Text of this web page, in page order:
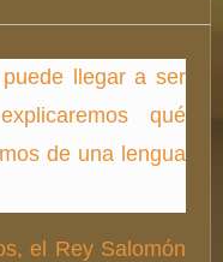
llegar a ser
qué
de una lengua
el Rey Salomón